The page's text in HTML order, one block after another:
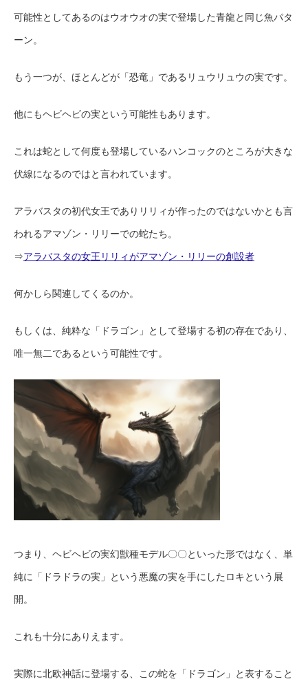
可能性としてあるのはウオウオの実で登場した青龍と同じ魚パタ
ーン。
もう一つが、ほとんどが「恐竜」であるリュウリュウの実です。
他にもヘビヘビの実という可能性もあります。
これは蛇として何度も登場しているハンコックのところが大きな
伏線になるのではと言われています。
アラバスタの初代女王でありリリィが作ったのではないかとも言
われるアマゾン・リリーでの蛇たち。
⇒アラバスタの女王リリィがアマゾン・リリーの創設者
何かしら関連してくるのか。
もしくは、純粋な「ドラゴン」として登場する初の存在であり、
唯一無二であるという可能性です。
つまり、ヘビヘビの実幻獣種モデル〇〇といった形ではなく、単
純に「ドラドラの実」という悪魔の実を手にしたロキという展
開。
これも十分にありえます。
実際に北欧神話に登場する、この蛇を「ドラゴン」と表すること